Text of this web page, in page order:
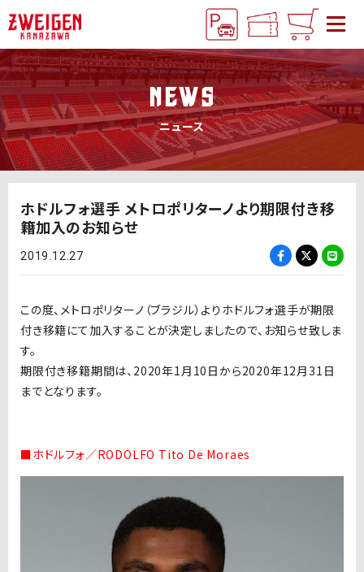
NEWS
ニュース
ホドルフォ選手 メトロポリターノより期限付き移
籍加入のお知らせ
2019.12.27
この度、メトロポリターノ（ブラジル）よりホドルフォ選手が期限
付き移籍にて加入することが決定しましたので、お知らせ致しま
す。
期限付き移籍期間は、2020年1月10日から2020年12月31日
までとなります。
■ホドルフォ／RODOLFO Tito De Moraes